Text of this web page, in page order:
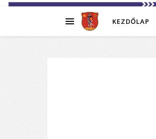
KEZDŐLAP